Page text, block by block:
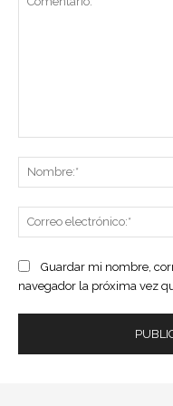
Guardar mi nombre,
navegador la próxima vez